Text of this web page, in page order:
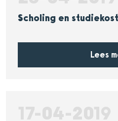
Scholing en
Lees